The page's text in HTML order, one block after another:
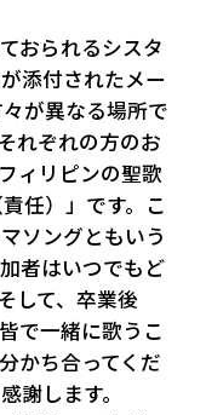
おられるシスタ
添付されたメー
が異なる場所で
れぞれの方のお
ィリピンの聖歌
任）」です。こ
ソングともいう
者はいつでもど
して、卒業後
で一緒に歌うこ
かち合ってくだ
謝します。